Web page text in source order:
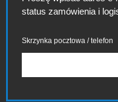
status zamówienia i
Skrzynka pocztowa / telefon